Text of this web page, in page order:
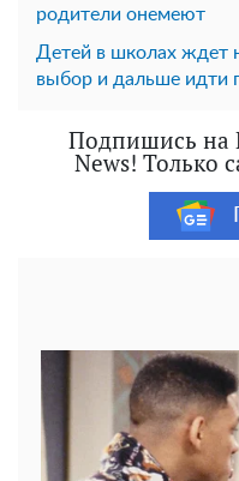
родители онемеют
Детей в школах ждет
выбор и дальше идти
Подпишись на
News! Только